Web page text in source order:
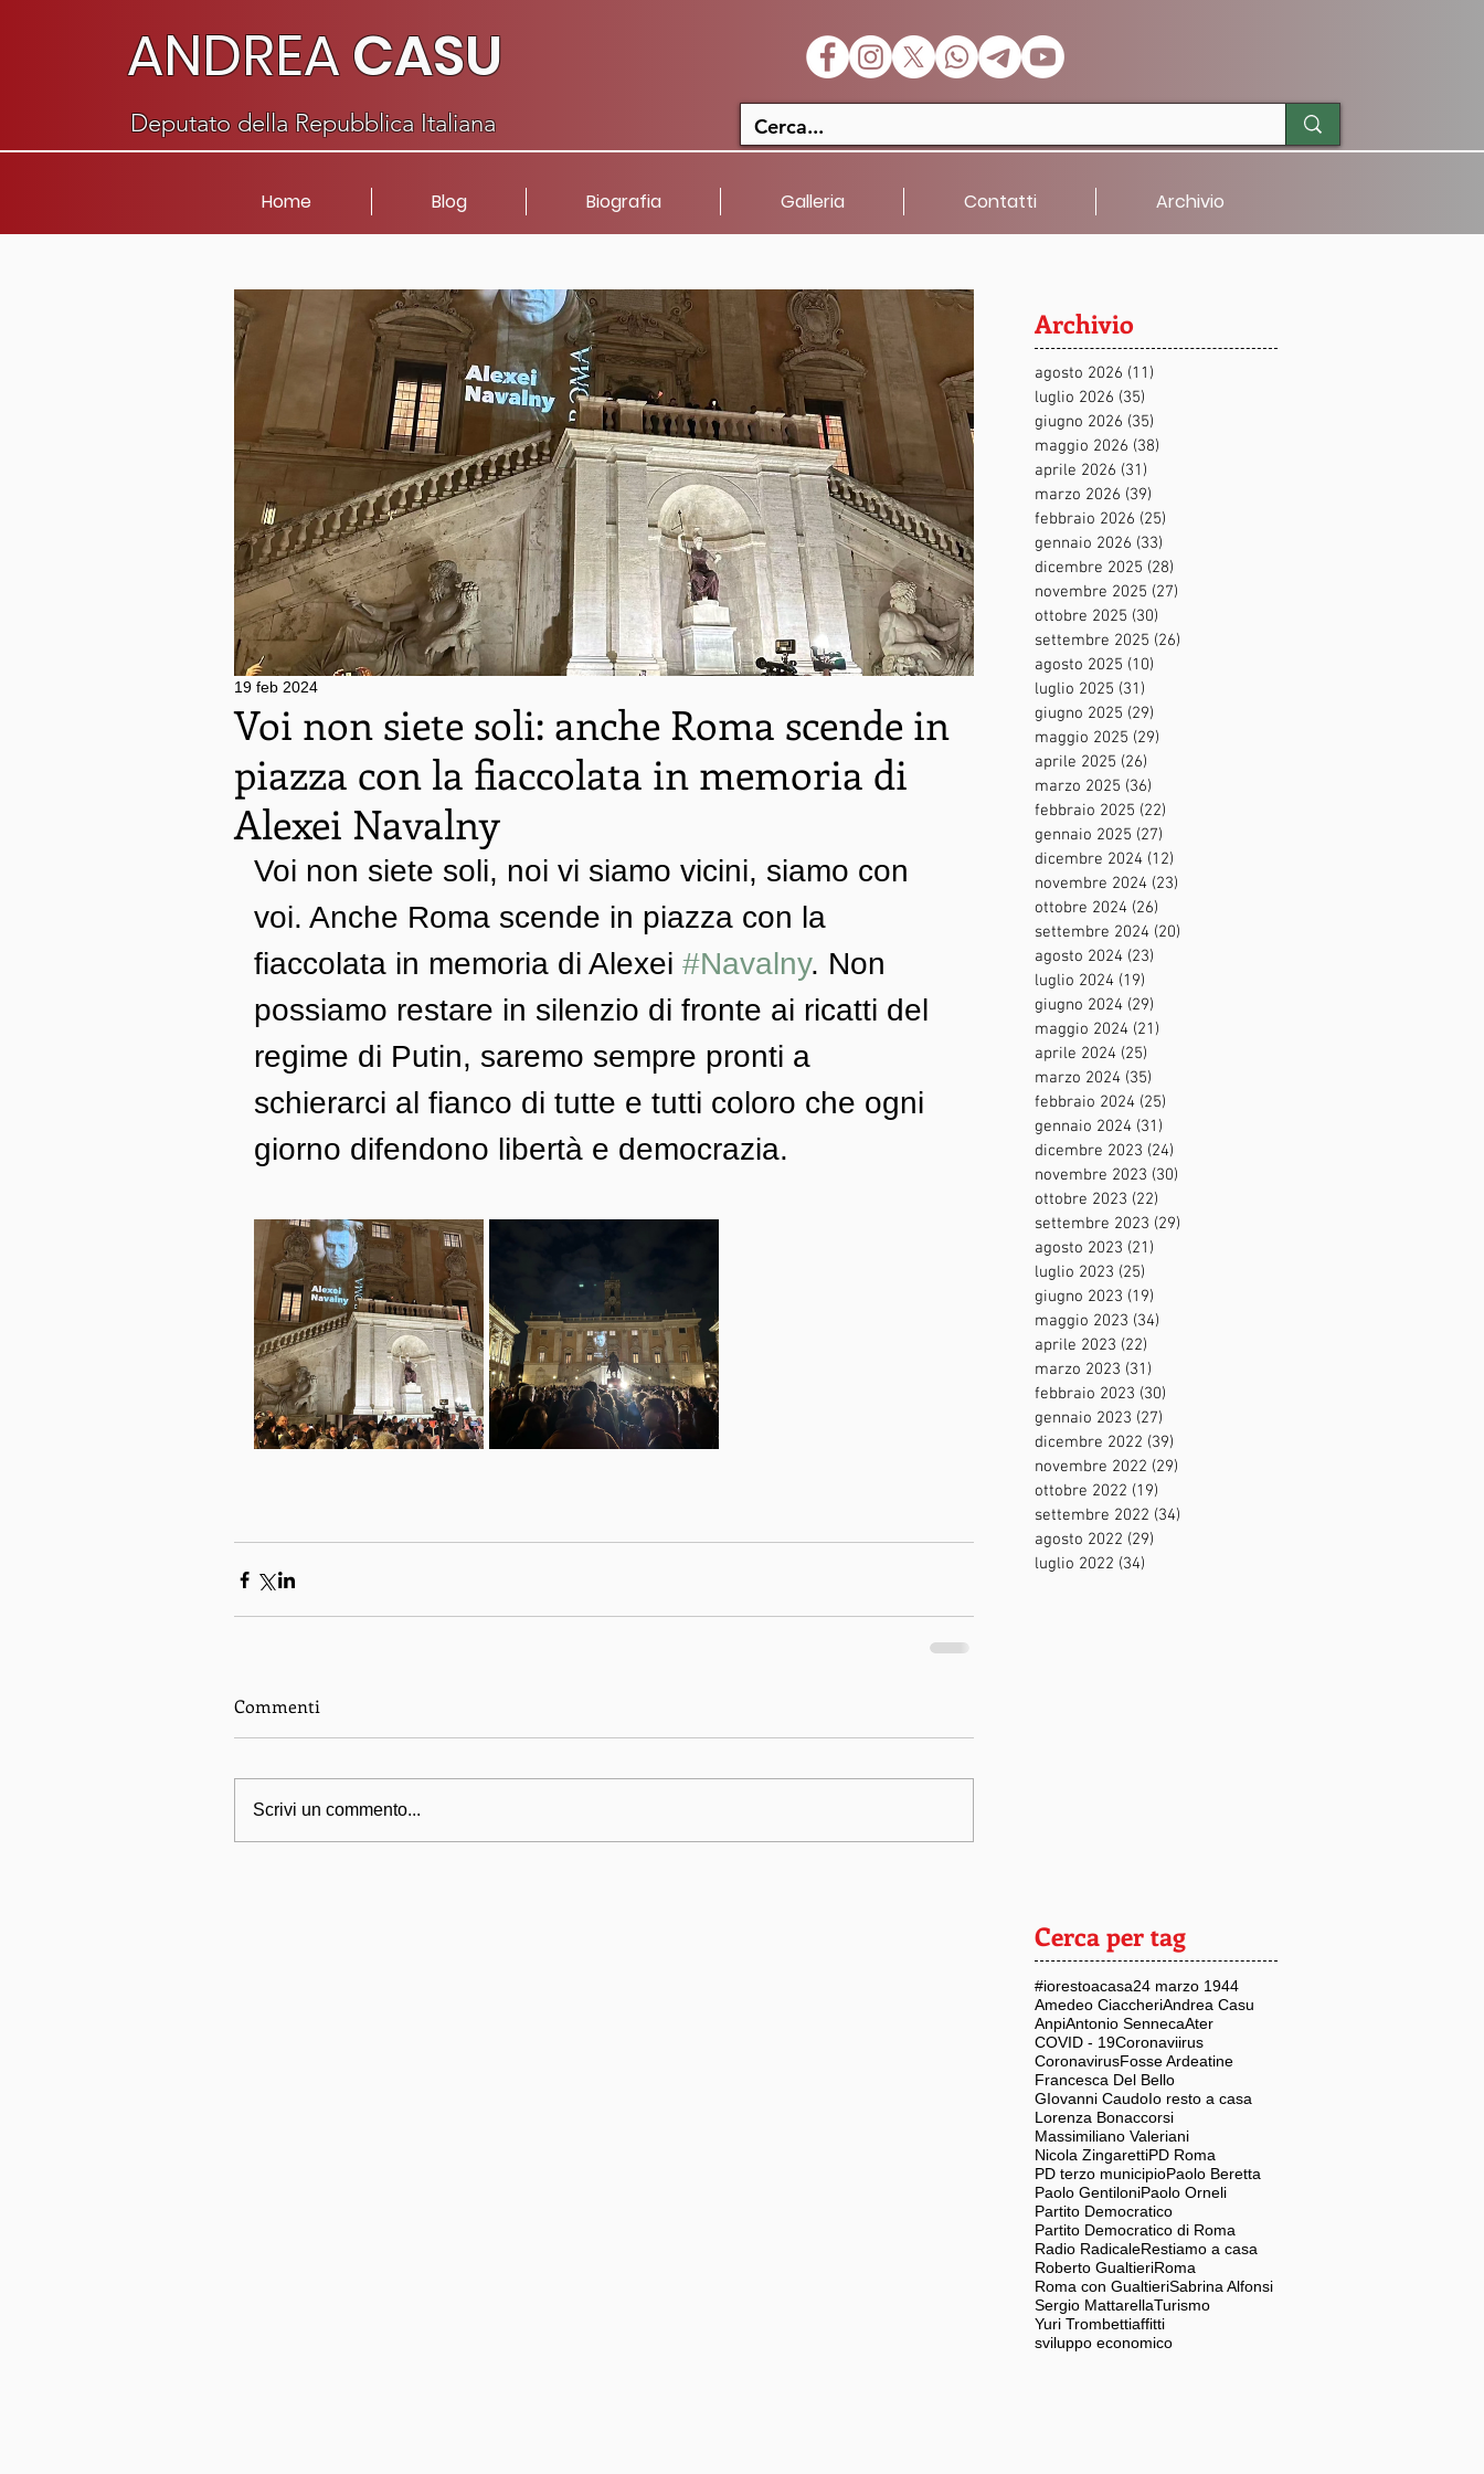
ANDREACASU
Deputato della Repubblica Italiana
Home Blog Biografia Galleria Contatti Archivio
Voi non siete soli: anche Roma scende in
piazza con la fiaccolata in memoria di
Alexei Navalny
19 feb 2024
Voi non siete soli, noi vi siamo vicini, siamo con
voi. Anche Roma scende in piazza con la
fiaccolata in memoria di Alexei #Navalny. Non
possiamo restare in silenzio di fronte ai ricatti del
regime di Putin, saremo sempre pronti a
schierarci al fianco di tutte e tutti coloro che ogni
giorno difendono libertà e democrazia.
Commenti
Scrivi un commento...
Archivio
agosto 2026 (11)
luglio 2026 (35)
giugno 2026 (35)
maggio 2026 (38)
aprile 2026 (31)
marzo 2026 (39)
febbraio 2026 (25)
gennaio 2026 (33)
dicembre 2025 (28)
novembre 2025 (27)
ottobre 2025 (30)
settembre 2025 (26)
agosto 2025 (10)
luglio 2025 (31)
giugno 2025 (29)
maggio 2025 (29)
aprile 2025 (26)
marzo 2025 (36)
febbraio 2025 (22)
gennaio 2025 (27)
dicembre 2024 (12)
novembre 2024 (23)
ottobre 2024 (26)
settembre 2024 (20)
agosto 2024 (23)
luglio 2024 (19)
giugno 2024 (29)
maggio 2024 (21)
aprile 2024 (25)
marzo 2024 (35)
febbraio 2024 (25)
gennaio 2024 (31)
dicembre 2023 (24)
novembre 2023 (30)
ottobre 2023 (22)
settembre 2023 (29)
agosto 2023 (21)
luglio 2023 (25)
giugno 2023 (19)
maggio 2023 (34)
aprile 2023 (22)
marzo 2023 (31)
febbraio 2023 (30)
gennaio 2023 (27)
dicembre 2022 (39)
novembre 2022 (29)
ottobre 2022 (19)
settembre 2022 (34)
agosto 2022 (29)
luglio 2022 (34)
Cerca per tag
#iorestoacasa24 marzo 1944
Amedeo CiaccheriAndrea Casu
AnpiAntonio SennecaAter
COVID - 19Coronaviirus
CoronavirusFosse Ardeatine
Francesca Del Bello
GIovanni CaudoIo resto a casa
Lorenza Bonaccorsi
Massimiliano Valeriani
Nicola ZingarettiPD Roma
PD terzo municipioPaolo Beretta
Paolo GentiloniPaolo Orneli
Partito Democratico
Partito Democratico di Roma
Radio RadicaleRestiamo a casa
Roberto GualtieriRoma
Roma con GualtieriSabrina Alfonsi
Sergio MattarellaTurismo
Yuri Trombettiaffitti
sviluppo economico